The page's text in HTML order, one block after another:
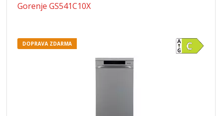
Gorenje GS541C10X
DOPRAVA ZDARMA